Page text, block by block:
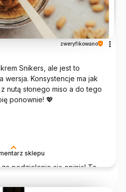
sklepu
podzielenie się opinią! To
zweryfikowano
Snikers, ale jest to
wersja. Konsystencje ma jak
nutą słonego miso a do tego
ponownie! 💖